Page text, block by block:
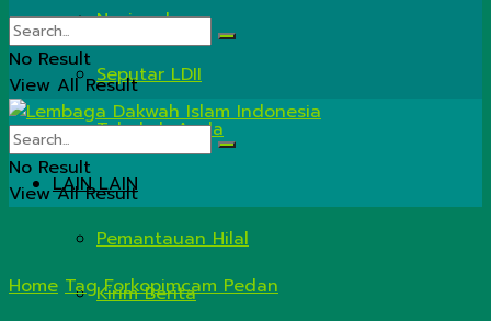
Nasional
Seputar LDII
Tahukah Anda
LAIN LAIN
Pemantauan Hilal
Kirim Berita
No Result
View All Result
No Result
View All Result
Home Tag Forkopimcam Pedan